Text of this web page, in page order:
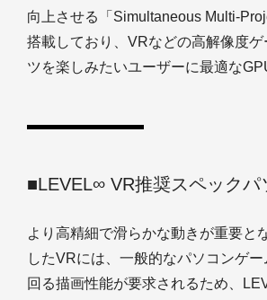
向上させる「Simultaneous Multi-
搭載しており、VRなどの高解像度
ツを楽しみたいユーザーに最適な
■LEVEL∞ VR推奨スペックパ
より高精細で滑らかな動きが重要と
したVRには、一般的なパソコンゲ
回る描画性能が要求されるため、